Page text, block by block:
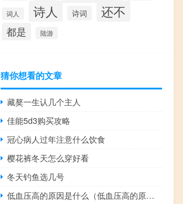
词人 诗人 诗词 还不
都是 陆游
猜你想看的文章
藏獒一生认几个主人
佳能5d3购买攻略
冠心病人过年注意什么饮食
樱花裤冬天怎么穿好看
冬天钓鱼选几号
低血压高的原因是什么（低血压高的原因及害处）